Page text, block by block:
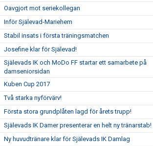
Oavgjort mot seriekollegan
Inför Själevad-Mariehem
Stabil insats i första träningsmatchen
Josefine klar för Själevad!
Själevads IK och MoDo FF startar ett samarbete på
damseniorsidan
Kuben Cup 2017
Två starka nyförvärv!
Första stora grundplåten lagd för årets trupp!
Själevads IK Damer presenterar en helt ny tränarstab!
Ny huvudtränare klar för Själevads IK Damlag